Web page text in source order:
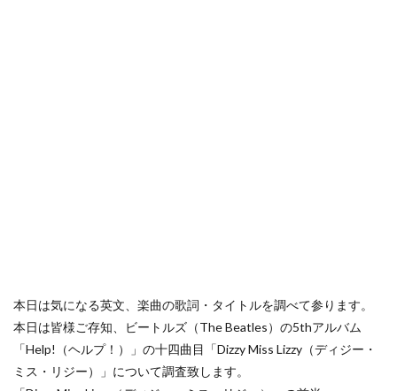
本日は気になる英文、楽曲の歌詞・タイトルを調べて参ります。
本日は皆様ご存知、ビートルズ（The Beatles）の5thアルバム
「Help!（ヘルプ！）」の十四曲目「Dizzy Miss Lizzy（ディジー・
ミス・リジー）」について調査致します。